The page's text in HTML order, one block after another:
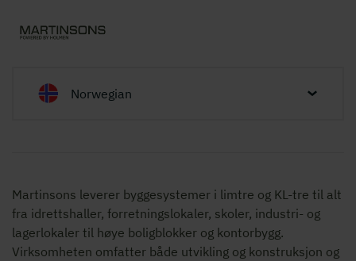
Norwegian
Martinsons leverer byggesystemer i limtre og KL-tre til alt
fra idrettshaller, forretningslokaler, skoler, industri- og
lagerlokaler til høye boligblokker og kontorbygg.
Virksomheten omfatter både utvikling og konstruksjon og